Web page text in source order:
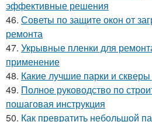
эффективные решения
46. Советы по защите окон от
ремонта
47. Укрывные пленки для
применение
48. Какие лучшие парки и
49. Полное руководство по
пошаговая инструкция
50. Как превратить небольшой